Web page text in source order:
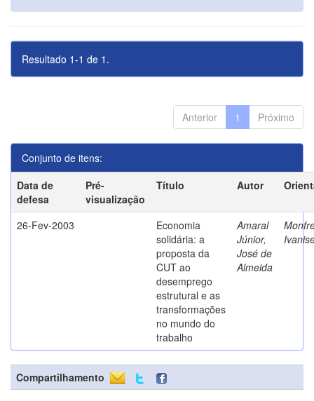
Resultado 1-1 de 1.
Anterior 1 Próximo
Conjunto de itens:
Data de
defesa
Pré-
visualização
Título Autor
26-Fev-2003
Economia
solidária: a
proposta da
CUT ao
desemprego
estrutural e as
transformações
no mundo do
trabalho
Amaral
Júnior,
José de
Almeida
Compartilhamento